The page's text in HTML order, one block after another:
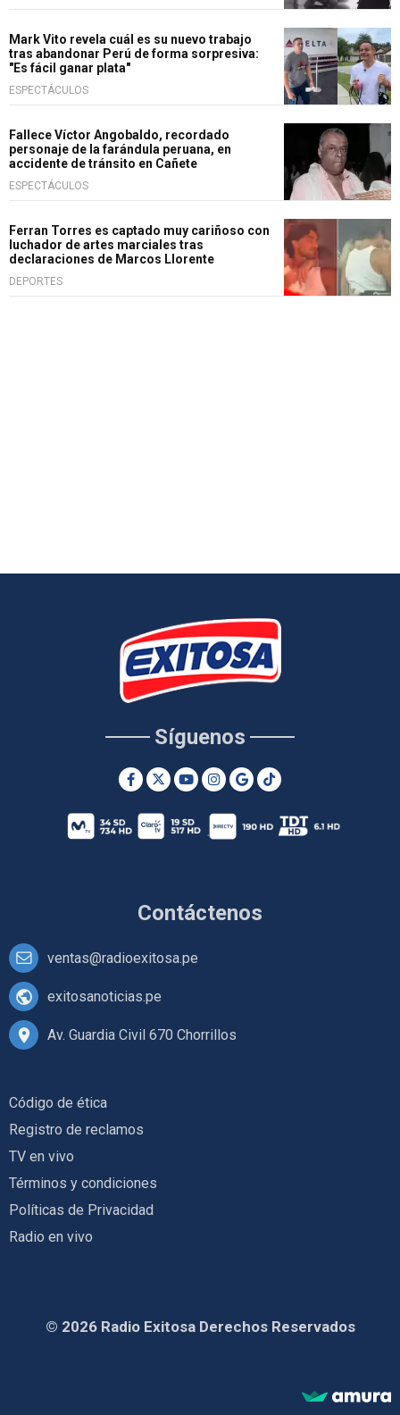
Mark Vito revela cuál es su nuevo trabajo
tras abandonar Perú de forma sorpresiva:
"Es fácil ganar plata"
ESPECTÁCULOS
Fallece Víctor Angobaldo, recordado
personaje de la farándula peruana, en
accidente de tránsito en Cañete
ESPECTÁCULOS
Ferran Torres es captado muy cariñoso con
luchador de artes marciales tras
declaraciones de Marcos Llorente
DEPORTES
Contáctenos
ventas@radioexitosa.pe
exitosanoticias.pe
Av. Guardia Civil 670 Chorrillos
Síguenos
Código de ética
Registro de reclamos
TV en vivo
Términos y condiciones
Políticas de Privacidad
Radio en vivo
© 2026 Radio Exitosa Derechos Reservados